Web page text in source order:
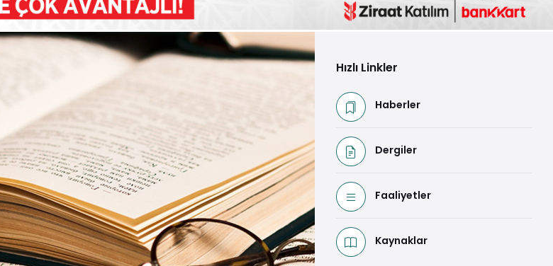
Hızlı Linkler
Haberler
Dergiler
Faaliyetler
Kaynaklar